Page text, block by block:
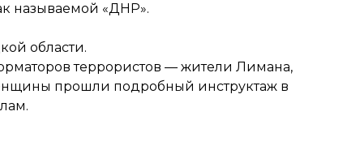
называемой «ДНР».
области.
террористов — жители Лимана,
прошли подробный инструктаж в